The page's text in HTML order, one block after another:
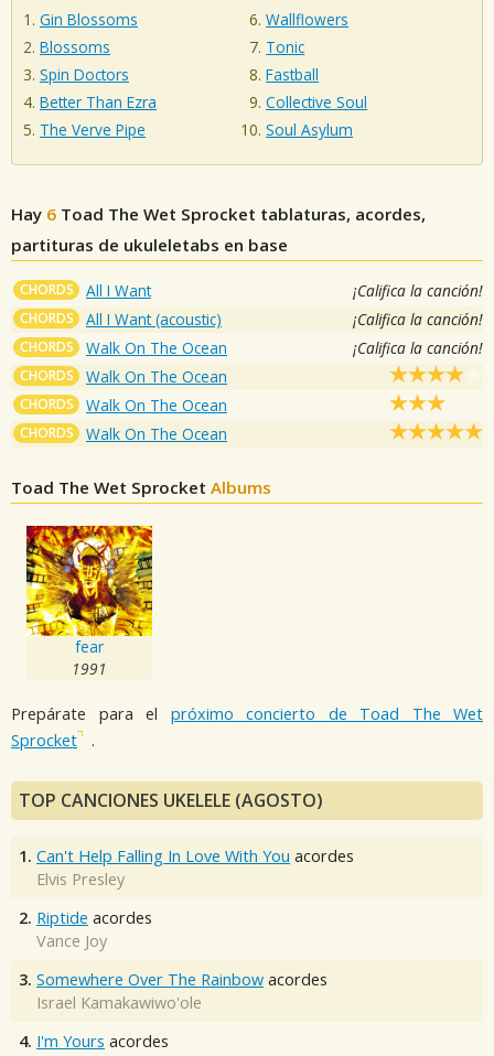
Gin Blossoms
Blossoms
Spin Doctors
Better Than Ezra
The Verve Pipe
Wallflowers
Tonic
Fastball
Collective Soul
Soul Asylum
Hay 6 Toad The Wet Sprocket tablaturas, acordes,
partituras de ukuleletabs en base
CHORDS All I Want ¡Califica la canción!
CHORDS All I Want (acoustic) ¡Califica la canción!
CHORDS Walk On The Ocean ¡Califica la canción!
CHORDS Walk On The Ocean
CHORDS Walk On The Ocean
CHORDS Walk On The Ocean
Toad The Wet Sprocket Albums
fear
1991
Prepárate para el próximo concierto de Toad The Wet
Sprocket
.
TOP CANCIONES UKELELE (AGOSTO)
1. Can't Help Falling In Love With You acordes
Elvis Presley
2. Riptide acordes
Vance Joy
3. Somewhere Over The Rainbow acordes
Israel Kamakawiwo'ole
4. I'm Yours acordes